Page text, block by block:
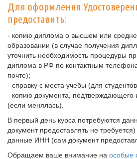
Для оформления
предоставить:
- копию диплома о высшем или
образовании (в случае получения
уточнить необходимость процедуры
диплома в РФ по контактным
почте);
- справку с места учебы (для
- копию документа,
(если менялась).
В первый день курса потребуются
документ предоставлять не
данные ИНН (сам документ
Обращаем ваше внимание на особые